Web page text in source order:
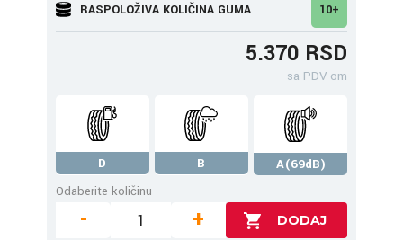
RASPOLOŽIVA KOLIČINA GUMA 10+
5.370 RSD
sa PDV-om
D B
A(69dB)
Odaberite količinu
- +